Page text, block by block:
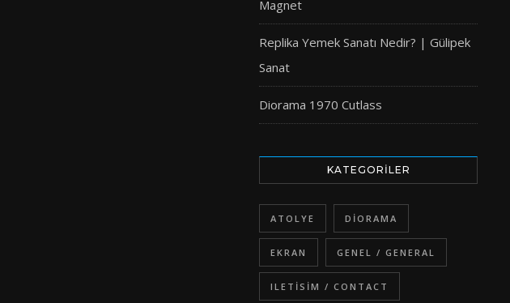
Magnet
Replika Yemek Sanatı Nedir? | Gülipek
Sanat
Diorama 1970 Cutlass
KATEGORILER
ATOLYE DIORAMA
EKRAN GENEL / GENERAL
ILETISIM / CONTACT